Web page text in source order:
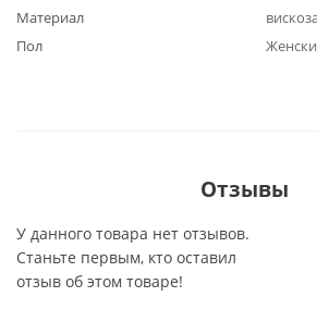
Материал
Пол
Отзывы
У данного товара нет отзывов.
Станьте первым, кто оставил
отзыв об этом товаре!